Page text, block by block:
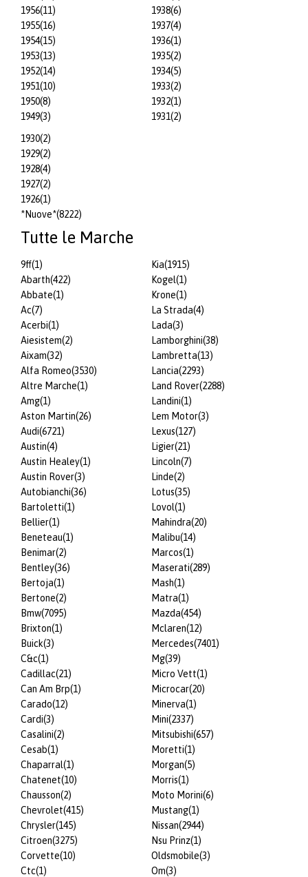
1956(11)
1955(16)
1954(15)
1953(13)
1952(14)
1951(10)
1950(8)
1949(3)
1938(6)
1937(4)
1936(1)
1935(2)
1934(5)
1933(2)
1932(1)
1931(2)
1930(2)
1929(2)
1928(4)
1927(2)
1926(1)
*Nuove*(8222)
Tutte le Marche
9ff(1)
Abarth(422)
Abbate(1)
Ac(7)
Acerbi(1)
Aiesistem(2)
Aixam(32)
Alfa Romeo(3530)
Altre Marche(1)
Amg(1)
Aston Martin(26)
Audi(6721)
Austin(4)
Austin Healey(1)
Austin Rover(3)
Autobianchi(36)
Bartoletti(1)
Bellier(1)
Beneteau(1)
Benimar(2)
Bentley(36)
Bertoja(1)
Bertone(2)
Bmw(7095)
Brixton(1)
Buick(3)
C&c(1)
Cadillac(21)
Can Am Brp(1)
Carado(12)
Cardi(3)
Casalini(2)
Cesab(1)
Chaparral(1)
Chatenet(10)
Chausson(2)
Chevrolet(415)
Chrysler(145)
Citroen(3275)
Corvette(10)
Ctc(1)
Kia(1915)
Kogel(1)
Krone(1)
La Strada(4)
Lada(3)
Lamborghini(38)
Lambretta(13)
Lancia(2293)
Land Rover(2288)
Landini(1)
Lem Motor(3)
Lexus(127)
Ligier(21)
Lincoln(7)
Linde(2)
Lotus(35)
Lovol(1)
Mahindra(20)
Malibu(14)
Marcos(1)
Maserati(289)
Mash(1)
Matra(1)
Mazda(454)
Mclaren(12)
Mercedes(7401)
Mg(39)
Micro Vett(1)
Microcar(20)
Minerva(1)
Mini(2337)
Mitsubishi(657)
Moretti(1)
Morgan(5)
Morris(1)
Moto Morini(6)
Mustang(1)
Nissan(2944)
Nsu Prinz(1)
Oldsmobile(3)
Om(3)